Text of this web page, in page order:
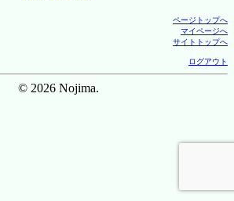
ページトップへ
マイページへ
サイトトップへ
ログアウト
© 2026 Nojima.